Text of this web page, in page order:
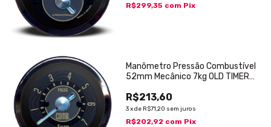
R$299,35 com Pix
Manômetro Pressão Combustível
52mm Mecânico 7kg OLD TIMER
R$213,60
3xde R$71,20 sem juros
R$202,92 com Pix